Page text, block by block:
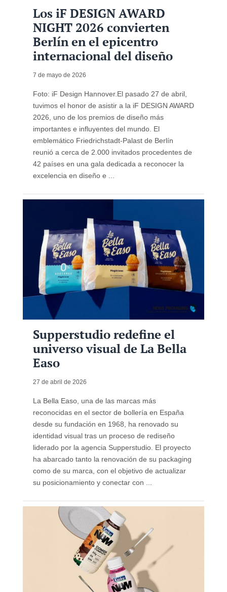
Los iF DESIGN AWARD
NIGHT 2026 convierten
Berlín en el epicentro
internacional del diseño
7 de mayo de 2026
Foto: iF Design Hannover.El pasado 27 de abril,
tuvimos el honor de asistir a la iF DESIGN AWARD
2026, uno de los premios de diseño más
importantes e influyentes del mundo. El
emblemático Friedrichstadt-Palast de Berlín
reunió a cerca de 2.000 invitados procedentes de
42 países en una gala dedicada a reconocer la
excelencia en diseño e ...
Supperstudio redefine el
universo visual de La Bella
Easo
27 de abril de 2026
La Bella Easo, una de las marcas más
reconocidas en el sector de bollería en España
desde su fundación en 1968, ha renovado su
identidad visual tras un proceso de rediseño
liderado por la agencia Supperstudio. El proyecto
ha abarcado tanto la renovación de su packaging
como de su marca, con el objetivo de actualizar
su posicionamiento y conectar con ...